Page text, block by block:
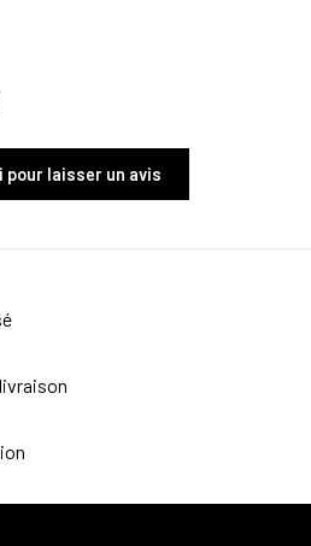
pour laisser un avis